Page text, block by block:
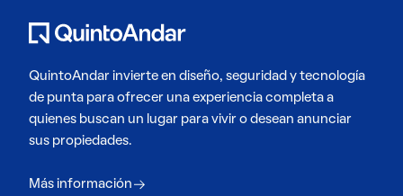
QuintoAndar invierte en diseño, seguridad y tecnología
de punta para ofrecer una experiencia completa a
quienes buscan un lugar para vivir o desean anunciar
sus propiedades.
Más información